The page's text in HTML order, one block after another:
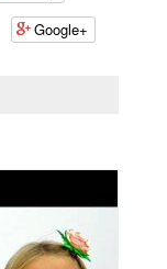
Google+